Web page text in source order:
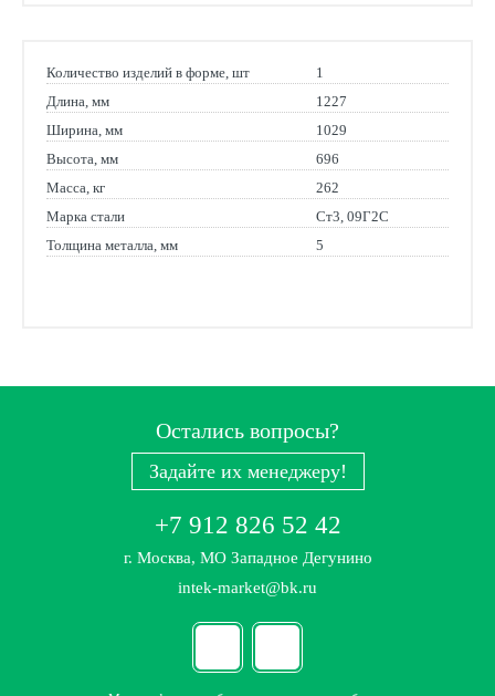
Количество изделий в форме, шт
1
Длина, мм
1227
Ширина, мм
1029
Высота, мм
696
Масса, кг
262
Марка стали
Ст3, 09Г2С
Толщина металла, мм
5
Остались вопросы?
Задайте их менеджеру!
+7 912 826 52 42
г. Москва, МО Западное Дегунино
intek-market@bk.ru